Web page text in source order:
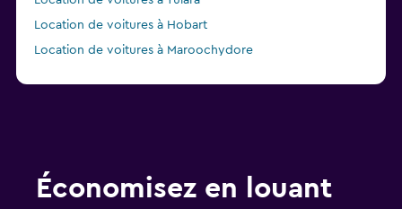
Location de voitures à Hobart
Location de voitures à Maroochydore
Économisez en louant